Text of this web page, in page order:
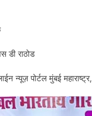
डी राठोड
न्यूज़ पोर्टल मुंबई महाराष्ट्र,